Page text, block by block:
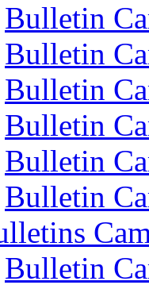
Bulletin
Bulletin
Bulletin
Bulletin
Bulletin
Bulletin
Bulletin